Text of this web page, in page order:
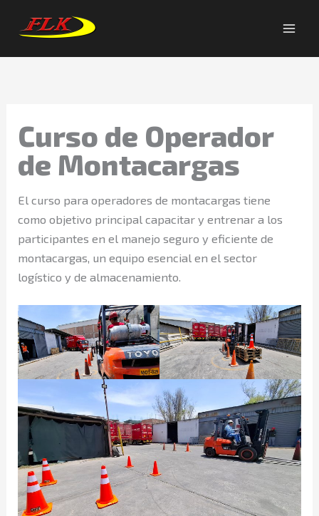
Curso de Operador
de Montacargas
El curso para operadores de montacargas tiene
como objetivo principal capacitar y entrenar a los
participantes en el manejo seguro y eficiente de
montacargas, un equipo esencial en el sector
logístico y de almacenamiento.